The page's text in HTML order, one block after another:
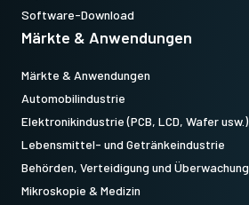
Software-Download
Märkte & Anwendungen
Märkte & Anwendungen
Automobilindustrie
Elektronikindustrie (PCB, LCD, Wafer usw.)
Lebensmittel- und Getränkeindustrie
Behörden, Verteidigung und Überwachung
Mikroskopie & Medizin